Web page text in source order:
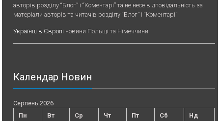
авторів розділу “Блог” і “Коментарі” та не несе відповідальність за
матеріали авторів та читачів розділу “Блог” і “Коментарі”.
Українці в Європі новини Польщі та Німеччини
Календар Новин
Серпень 2026
Пн
Вт Ср Чт Пт Сб
Нд